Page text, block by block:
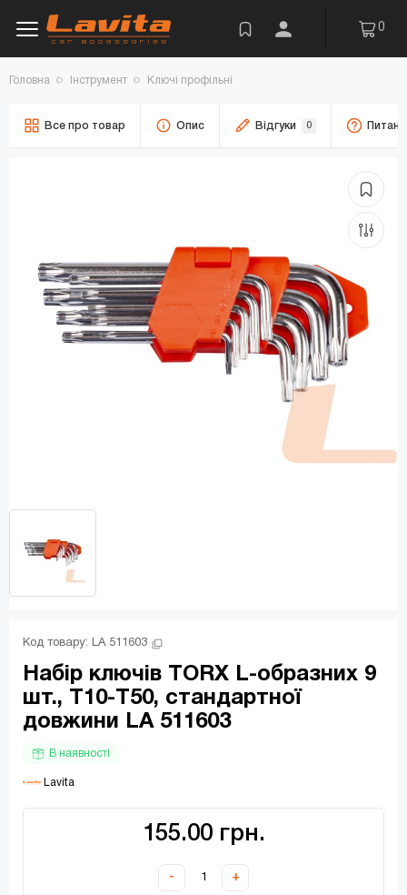
0
Головна Інструмент Ключі профільні
Все про товар Опис Відгуки 0
Код товару: LA 511603
Набір ключів TORX L-образних 9
шт., T10-T50, стандартної
довжини LA 511603
В наявності
Lavita
155.00 грн.
- +